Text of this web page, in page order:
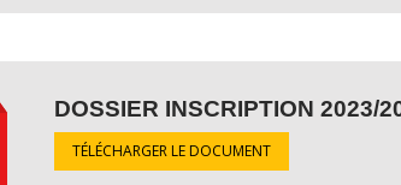
DOSSIER INSCRIPTION 2023/
TÉLÉCHARGER LE DOCUMENT